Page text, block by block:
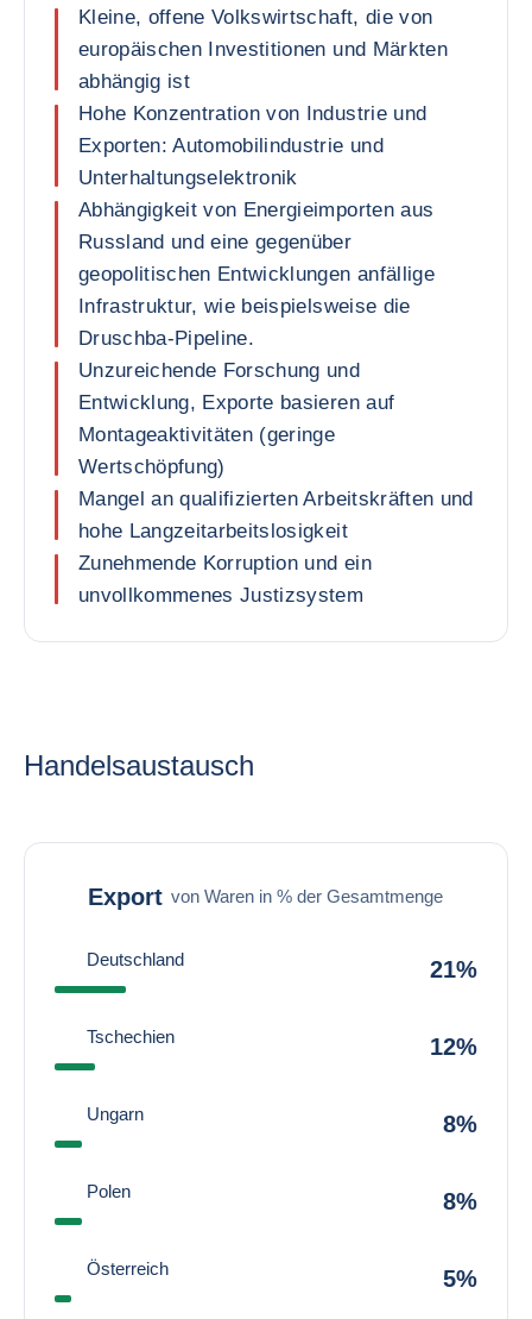
Kleine, offene Volkswirtschaft, die von
europäischen Investitionen und Märkten
abhängig ist
Hohe Konzentration von Industrie und
Exporten: Automobilindustrie und
Unterhaltungselektronik
Abhängigkeit von Energieimporten aus
Russland und eine gegenüber
geopolitischen Entwicklungen anfällige
Infrastruktur, wie beispielsweise die
Druschba-Pipeline.
Unzureichende Forschung und
Entwicklung, Exporte basieren auf
Montageaktivitäten (geringe
Wertschöpfung)
Mangel an qualifizierten Arbeitskräften und
hohe Langzeitarbeitslosigkeit
Zunehmende Korruption und ein
unvollkommenes Justizsystem
Handelsaustausch
Export von Waren in % der Gesamtmenge
Deutschland 21%
Tschechien 12%
Ungarn 8%
Polen 8%
Österreich 5%